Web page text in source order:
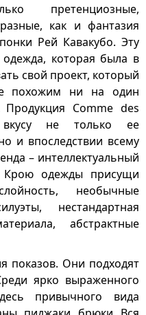
претенциозные,
как и фантазия
Рей Кавакубо. Эту
которая была в
свой проект, который
похожим ни на один
Comme des
не только ее
и впоследствии всему
– интеллектуальный
Крою одежды присущи
необычные
нестандартная
абстрактные
показов. Они подходят
ярко выраженного
привычного вида